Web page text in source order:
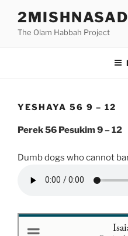
contentThe Olam Habbah Project
YESHAYA 56 9 – 12
Perek 56 Pesukim 9 – 12
Dumb dogs who cannot